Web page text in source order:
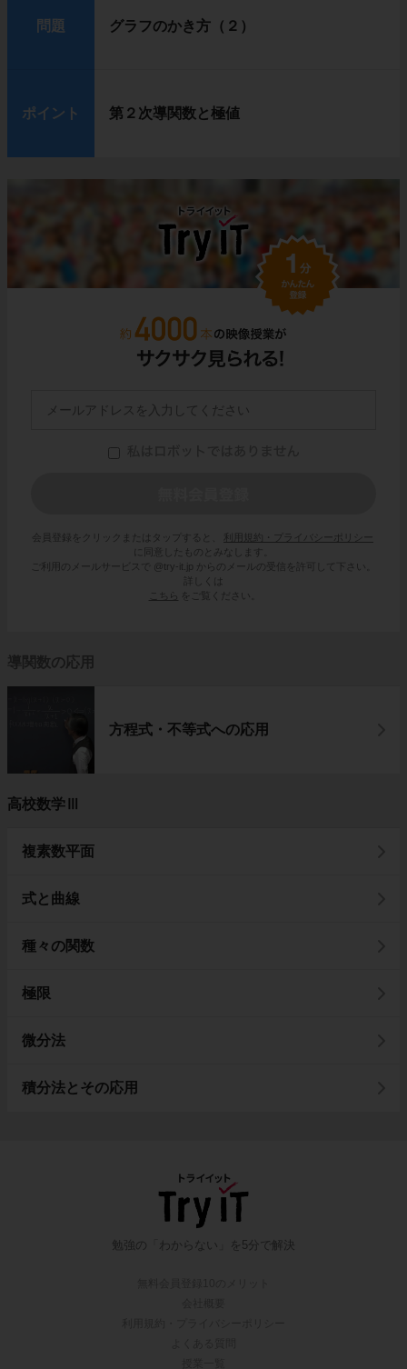
問題 グラフのかき方（２）
ポイント 第２次導関数と極値
会員登録をクリックまたはタップすると、
利用規約・プライバシーポリシー
に同意したものとみなします。
ご利用のメールサービスで @try-it.jp からのメールの受信を許可して下さい。
詳しくは
こちら
をご覧ください。
導関数の応用
方程式・不等式への応用
高校数学Ⅲ
複素数平面
式と曲線
種々の関数
極限
微分法
積分法とその応用
勉強の「わからない」を5分で解決